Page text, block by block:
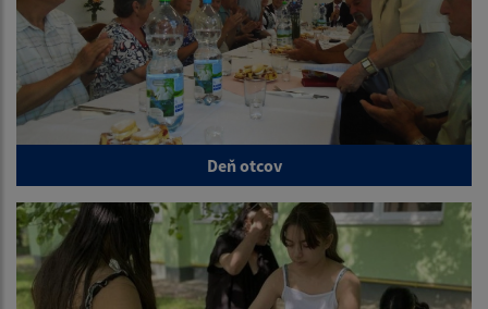
Deň otcov